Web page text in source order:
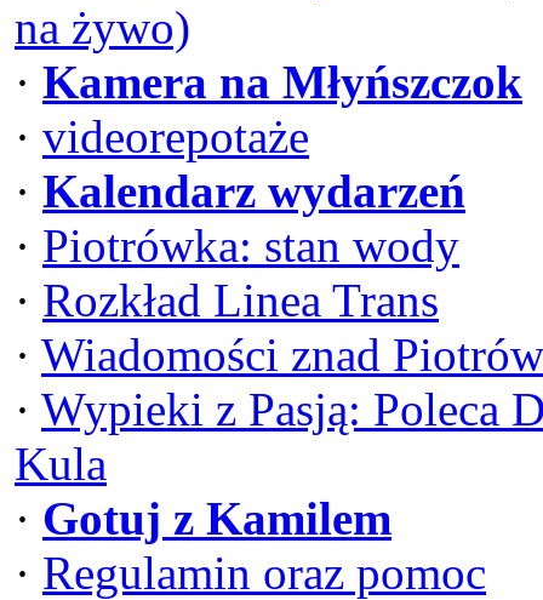
na żywo)
· Kamera na Młyńszczok
· videorepotaże
· Kalendarz wydarzeń
· Piotrówka: stan wody
· Rozkład Linea Trans
· Wiadomości znad
· Wypieki z Pasją: Poleca
Kula
· Gotuj z Kamilem
· Regulamin oraz pomoc